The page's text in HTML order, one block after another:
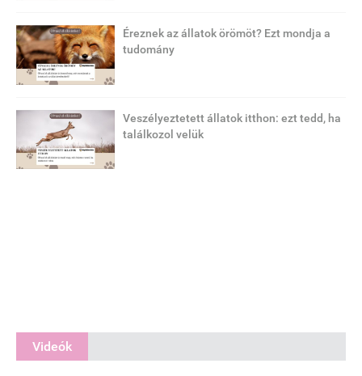
Éreznek az állatok örömöt? Ezt mondja a
tudomány
Veszélyeztetett állatok itthon: ezt tedd, ha
találkozol velük
Videók